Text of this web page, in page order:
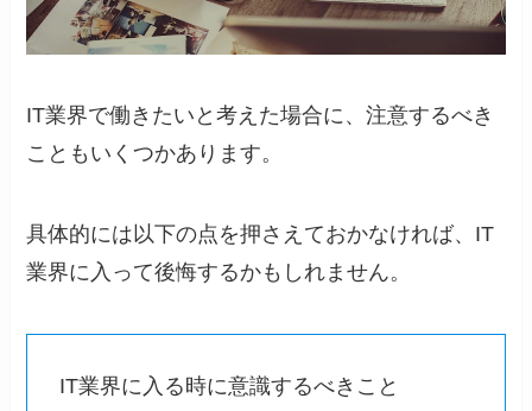
IT業界で働きたいと考えた場合に、注意するべき
こともいくつかあります。
具体的には以下の点を押さえておかなければ、IT
業界に入って後悔するかもしれません。
IT業界に入る時に意識するべきこと